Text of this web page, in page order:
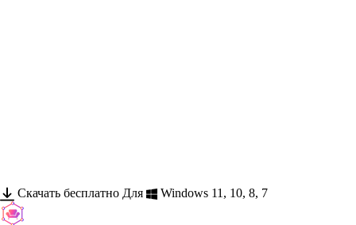
Скачать бесплатно Для Windows 11, 10, 8, 7